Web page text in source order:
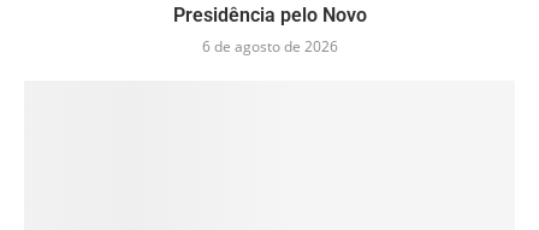
Presidência pelo Novo
6 de agosto de 2026